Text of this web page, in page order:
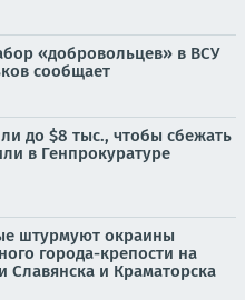
«добровольцев» в ВСУ
сообщает
до $8 тыс., чтобы сбежать
в Генпрокуратуре
штурмуют окраины
города-крепости на
Славянска и Краматорска